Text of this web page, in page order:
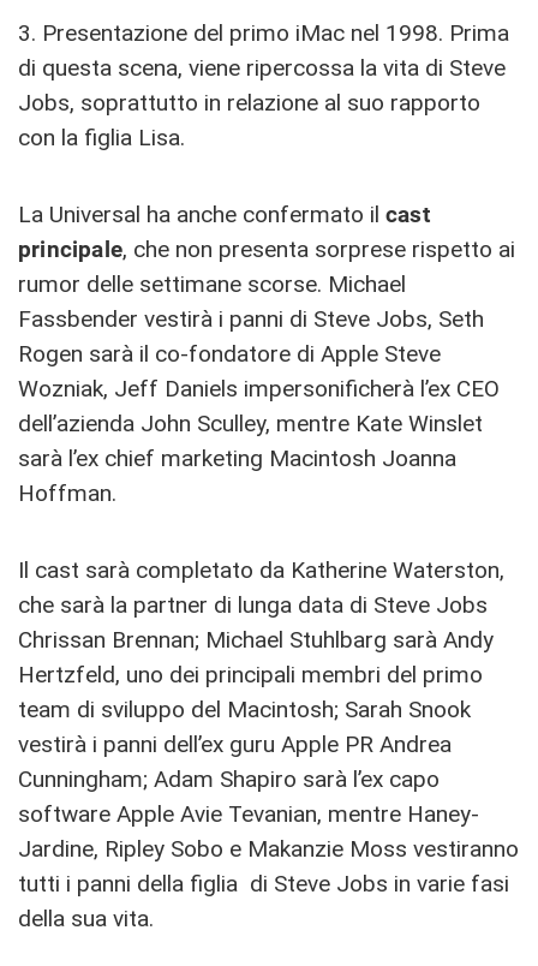
3. Presentazione del primo iMac nel 1998. Prima
di questa scena, viene ripercossa la vita di Steve
Jobs, soprattutto in relazione al suo rapporto
con la figlia Lisa.
La Universal ha anche confermato il cast
principale, che non presenta sorprese rispetto ai
rumor delle settimane scorse. Michael
Fassbender vestirà i panni di Steve Jobs, Seth
Rogen sarà il co-fondatore di Apple Steve
Wozniak, Jeff Daniels impersonificherà l’ex CEO
dell’azienda John Sculley, mentre Kate Winslet
sarà l’ex chief marketing Macintosh Joanna
Hoffman.
Il cast sarà completato da Katherine Waterston,
che sarà la partner di lunga data di Steve Jobs
Chrissan Brennan; Michael Stuhlbarg sarà Andy
Hertzfeld, uno dei principali membri del primo
team di sviluppo del Macintosh; Sarah Snook
vestirà i panni dell’ex guru Apple PR Andrea
Cunningham; Adam Shapiro sarà l’ex capo
software Apple Avie Tevanian, mentre Haney-
Jardine, Ripley Sobo e Makanzie Moss vestiranno
tutti i panni della figlia di Steve Jobs in varie fasi
della sua vita.